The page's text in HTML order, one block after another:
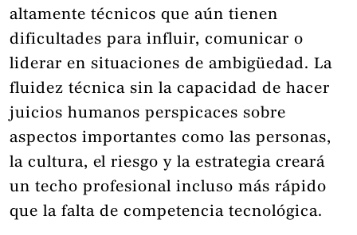
altamente técnicos que aún tienen
dificultades para influir, comunicar o
liderar en situaciones de ambigüedad. La
fluidez técnica sin la capacidad de hacer
juicios humanos perspicaces sobre
aspectos importantes como las personas,
la cultura, el riesgo y la estrategia creará
un techo profesional incluso más rápido
que la falta de competencia tecnológica.